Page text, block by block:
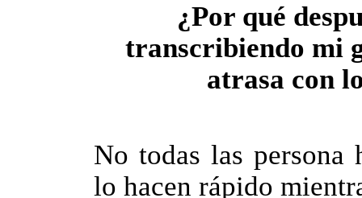
¿Por qué
transcribiendo mi
atrasa con
No todas las persona
lo hacen rápido